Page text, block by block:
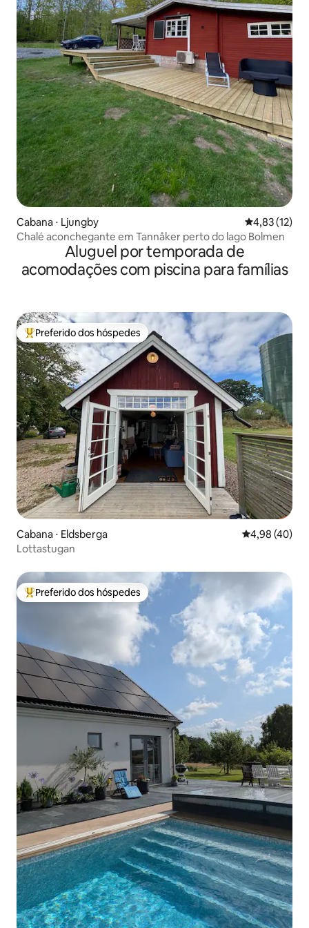
Cabana ⋅ Ljungby 4,83 de uma
4,83 (12)
Chalé aconchegante em Tannåker perto do lago Bolmen
Aluguel por temporada de
acomodações com piscina para famílias
Entre os melhores preferidos dos hóspedes
Preferido dos hóspedes
Cabana ⋅ Eldsberga 4,98 de uma
4,98 (40)
Lottastugan
Entre os melhores preferidos dos hóspedes
Preferido dos hóspedes